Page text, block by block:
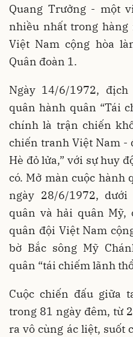
Quang Trưởng - một
nhiều nhất trong
Việt Nam cộng hòa
Quân đoàn 1.
Ngày 14/6/1972,
quân hành quân “Tái
chính là trận chiến
chiến tranh Việt Nam -
Hè đỏ lửa,” với sự huy
có. Mở màn cuộc hành
ngày 28/6/1972,
quân và hải quân Mỹ,
quân đội Việt Nam
bờ Bắc sông Mỹ
quân “tái chiếm lãnh
Cuộc chiến đấu giữa
trong 81 ngày đêm, từ
ra vô cùng ác liệt, suốt